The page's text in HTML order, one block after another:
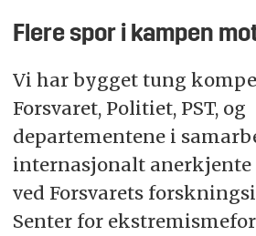
Flere spor i kampen
Vi har bygget tung
Forsvaret, Politiet, PST, og
departementene i
internasjonalt
ved Forsvarets
Senter for